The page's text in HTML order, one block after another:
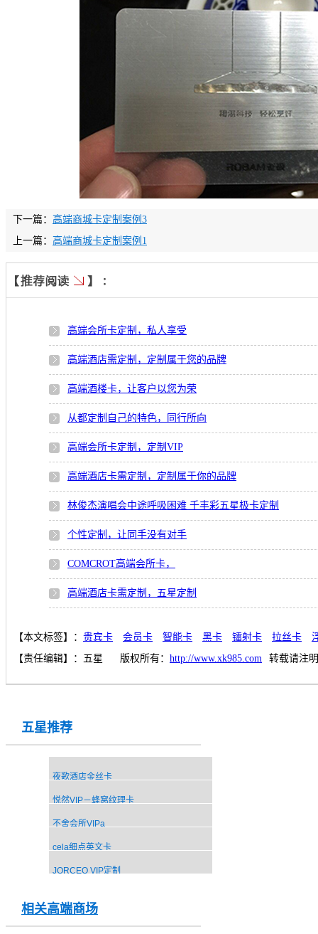
下一篇： 高端商城卡定制案例3
上一篇： 高端商城卡定制案例1
高端会所卡定制，私人享受
高端酒店需定制，定制属于您的品牌
高端酒楼卡，让客户以您为荣
从都定制自己的特色，同行所向
高端会所卡定制，定制VIP
高端酒店卡需定制，定制属于你的品牌
林俊杰演唱会中途呼吸困难 千丰彩五星极卡定制
个性定制，让同手没有对手
COMCROT高端会所卡，
高端酒店卡需定制，五星定制
【本文标签】： 贵宾卡 会员卡 智能卡 黑卡 镭射卡 拉丝卡
【责任编辑】： 五星 版权所有： http://www.xk985.com 转载请注
五星推荐
夜歌酒店金丝卡
悦然VIP－蜂窝纹理卡
不舍会所VIPa
cela细点英文卡
JORCEO VIP定制
相关高端商场